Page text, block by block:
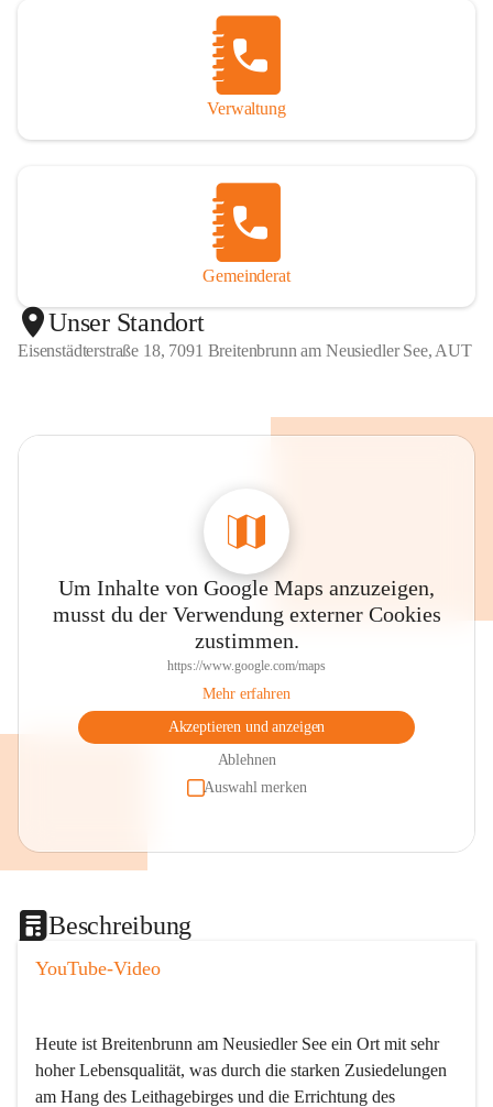
Verwaltung
Gemeinderat
Unser Standort
Eisenstädterstraße 18, 7091 Breitenbrunn am Neusiedler See, AUT
Um Inhalte von Google Maps anzuzeigen,
musst du der Verwendung externer Cookies
zustimmen.
https://www.google.com/maps
Mehr erfahren
Akzeptieren und anzeigen
Ablehnen
Auswahl merken
Beschreibung
YouTube-Video
Heute ist Breitenbrunn am Neusiedler See ein Ort mit sehr
hoher Lebensqualität, was durch die starken Zusiedelungen
am Hang des Leithagebirges und die Errichtung des